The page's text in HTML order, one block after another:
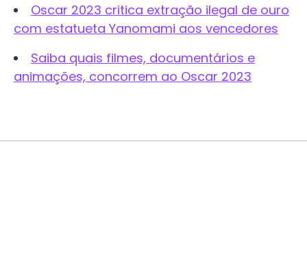
Oscar 2023 critica extração ilegal de ouro
com estatueta Yanomami aos vencedores
Saiba quais filmes, documentários e
animações, concorrem ao Oscar 2023